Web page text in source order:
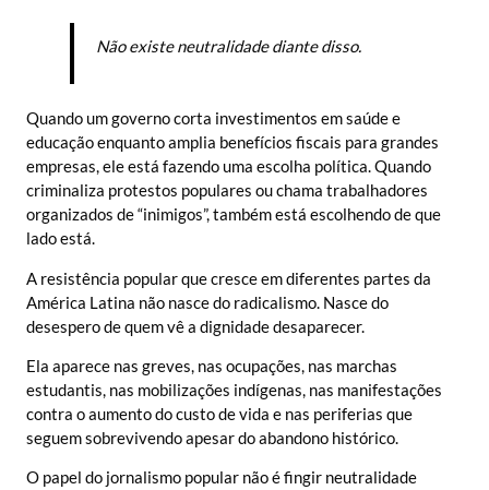
Não existe neutralidade diante disso.
Quando um governo corta investimentos em saúde e
educação enquanto amplia benefícios fiscais para grandes
empresas, ele está fazendo uma escolha política. Quando
criminaliza protestos populares ou chama trabalhadores
organizados de “inimigos”, também está escolhendo de que
lado está.
A resistência popular que cresce em diferentes partes da
América Latina não nasce do radicalismo. Nasce do
desespero de quem vê a dignidade desaparecer.
Ela aparece nas greves, nas ocupações, nas marchas
estudantis, nas mobilizações indígenas, nas manifestações
contra o aumento do custo de vida e nas periferias que
seguem sobrevivendo apesar do abandono histórico.
O papel do jornalismo popular não é fingir neutralidade